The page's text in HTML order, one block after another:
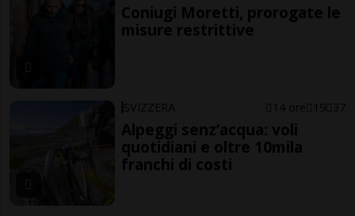
Coniugi Moretti, prorogate le
misure restrittive
SVIZZERA 14 ore 19 37
Alpeggi senz’acqua: voli
quotidiani e oltre 10mila
franchi di costi